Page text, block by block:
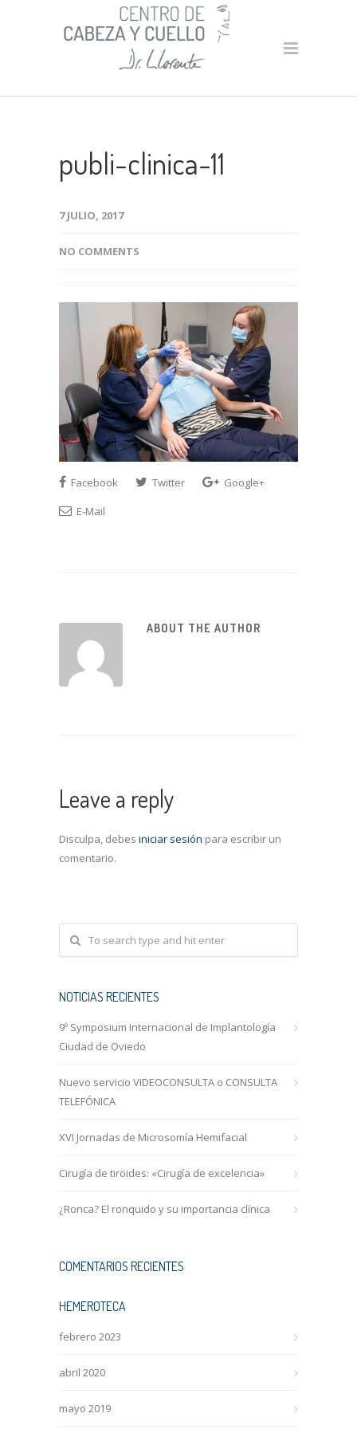
publi-clinica-11
7 JULIO, 2017
NO COMMENTS
Facebook Twitter
Google+
E-Mail
ABOUT THE AUTHOR
Leave a reply
Disculpa, debes iniciar sesión para escribir un
comentario.
NOTICIAS RECIENTES
9º Symposium Internacional de Implantología
Ciudad de Oviedo
Nuevo servicio VIDEOCONSULTA o CONSULTA
TELEFÓNICA
XVI Jornadas de Microsomía Hemifacial
Cirugía de tiroides: «Cirugía de excelencia»
¿Ronca? El ronquido y su importancia clínica
COMENTARIOS RECIENTES
HEMEROTECA
febrero 2023
abril 2020
mayo 2019